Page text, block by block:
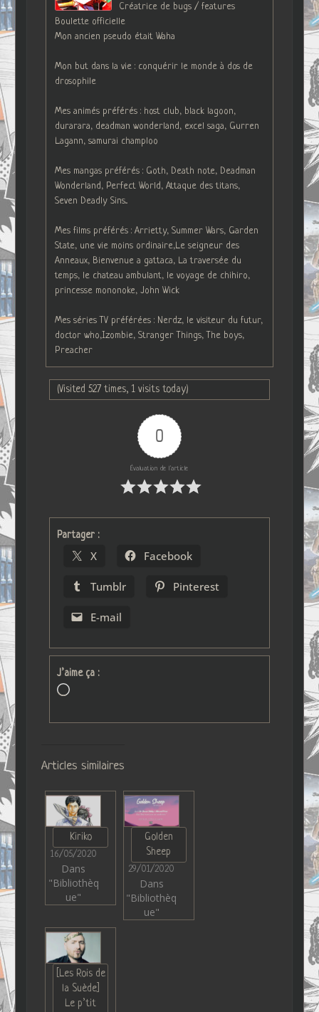
Créatrice de bugs / features
Boulette officielle
Mon ancien pseudo était Waha
Mon but dans la vie : conquérir le monde à dos de
drosophile
Mes animés préférés : host club, black lagoon,
durarara, deadman wonderland, excel saga, Gurren
Lagann, samurai champloo
Mes mangas préférés : Goth, Death note, Deadman
Wonderland, Perfect World, Attaque des titans,
Seven Deadly Sins...
Mes films préférés : Arrietty, Summer Wars, Garden
State, une vie moins ordinaire,Le seigneur des
Anneaux, Bienvenue a gattaca, La traversée du
temps, le chateau ambulant, le voyage de chihiro,
princesse mononoke, John Wick
Mes séries TV préférées : Nerdz, le visiteur du futur,
doctor who,Izombie, Stranger Things, The boys,
Preacher
(Visited 527 times, 1 visits today)
0
Évaluation de l'article
Partager :
X Facebook
Tumblr Pinterest
E-mail
J’aime ça :
Chargement…
Articles similaires
Kiriko
16/05/2020
Dans
"Bibliothèq
ue"
Golden
Sheep
29/01/2020
Dans
"Bibliothèq
ue"
[Les Rois de
la Suède]
Le p’tit